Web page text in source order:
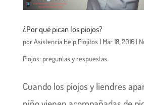
¿Por qué pican los piojos?
porAsistencia Help Piojitos | Mar 18, 2016|
Piojos: preguntas y respuestas
Cuando los piojos y liendres